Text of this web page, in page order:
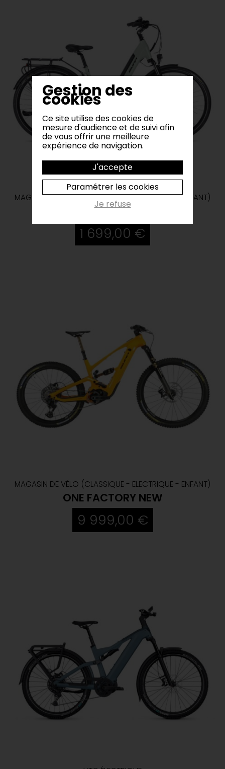
MAGASIN DE VÉLO (CLASSIQUE - ELECTRIQUE - ENFANT)
ON
1 699,00 €
MAGASIN DE VÉLO (CLASSIQUE - ELECTRIQUE - ENFANT)
ONE FACTORY NEW
9 999,00 €
Gestion des
cookies
Ce site utilise des cookies de
mesure d'audience et de suivi afin
de vous offrir une meilleure
expérience de navigation.
J'accepte
Paramétrer les cookies
Je refuse